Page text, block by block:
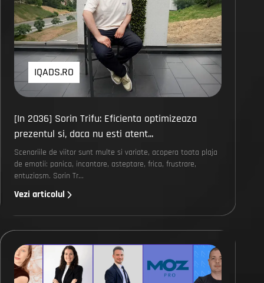
IQADS.RO
[In 2036] Sorin Trifu: Eficienta optimizeaza
prezentul si, daca nu esti atent...
Scenariile de viitor sunt multe si variate, acopera toata plaja
de emotii: panica, incantare, asteptare, frica, frustrare,
entuziasm. Sorin Tr...
Vezi articolul